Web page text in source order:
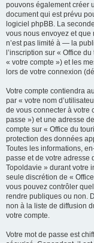
pouvons également créer
document qui est prévu
logiciel phpBB. La
vous nous envoyez et
n’est pas limité à — la
l’inscription sur « Office
« votre compte ») et les
lors de votre connexion
Votre compte contiendra
par « votre nom
de vous connecter à votre
passe ») et une adresse
compte sur « Office du
protection des données
Toutes les informations,
passe et de votre adresse
Topoldavie » durant votre
seule discrétion de «
vous pouvez contrôler
rendre publiques ou non.
non à la liste de diffusion
votre compte.
Votre mot de passe est